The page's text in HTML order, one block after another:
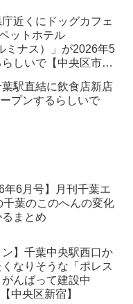
庁近くにドッグカフェ
ットホテル
ミナス）」が2026年5
しいで【中央区市場
葉駅直結に飲食店新店
プンするらしいで
年6月号】月刊千葉エ
千葉のこのへんの変化
まとめ
ン】千葉中央駅西口か
なりそうな「ポレス
んばって建設中
中央区新宿】